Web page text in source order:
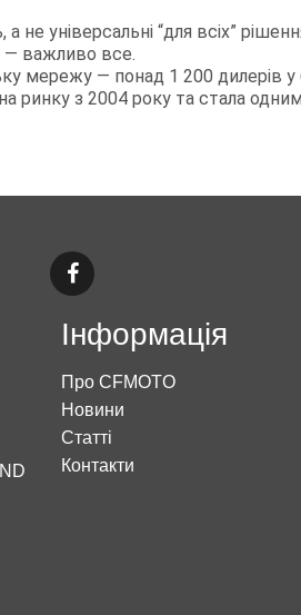
не універсальні “для всіх”
— важливо все.
мережу — понад 1 200 дилерів у
ринку з 2004 року та стала одним
Інформація
Про CFMOTO
Новини
Статті
Контакти